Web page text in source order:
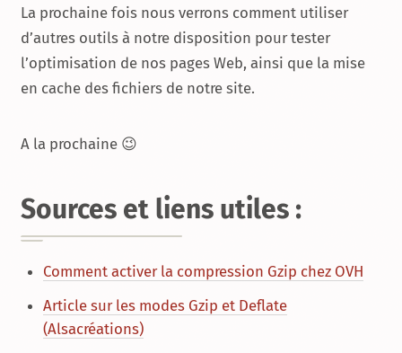
La prochaine fois nous verrons comment utiliser
d’autres outils à notre disposition pour tester
l’optimisation de nos pages Web, ainsi que la mise
en cache des fichiers de notre site.
A la prochaine 😉
Sources et liens utiles :
Comment activer la compression Gzip chez OVH
Article sur les modes Gzip et Deflate
(Alsacréations)